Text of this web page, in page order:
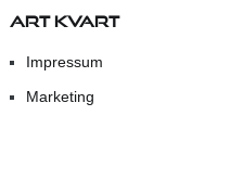
ART KVART
Impressum
Marketing